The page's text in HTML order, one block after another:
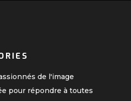
de l'image
pour répondre à toutes